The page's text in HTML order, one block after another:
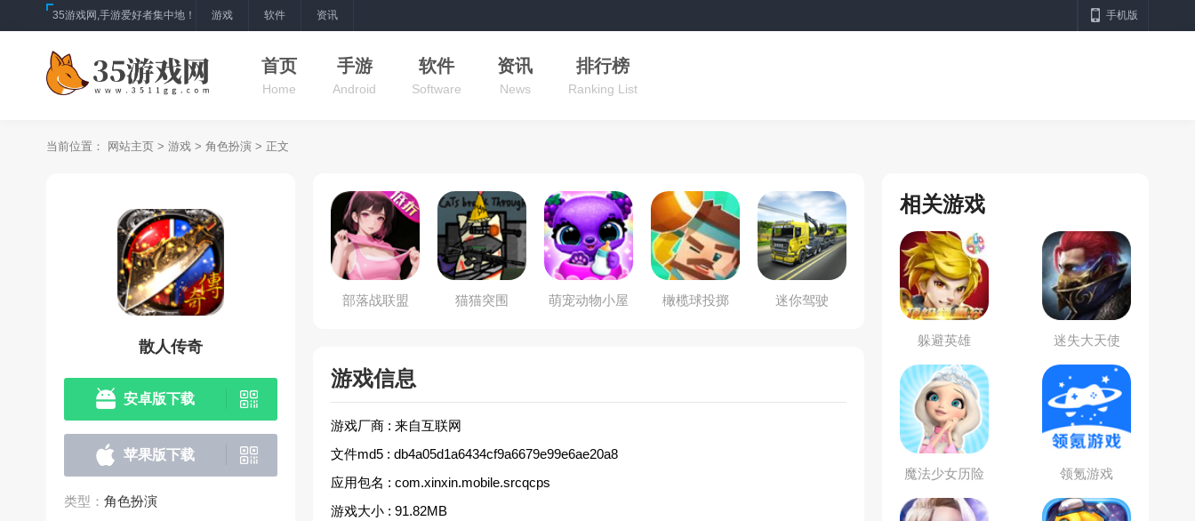
35游戏网,手游爱好者集中地！ 游戏 软件 资讯 手机版
首页
Home
手游
Android
软件
Software
资讯
News
排行榜
Ranking List
当前位置： 网站主页 > 游戏 > 角色扮演 > 正文
散人传奇
安卓版下载
苹果版下载
类型： 角色扮演
部落战联盟 猫猫突围 萌宠动物小屋 橄榄球投掷 迷你驾驶
游戏信息
游戏厂商 : 来自互联网
文件md5 : db4a05d1a6434cf9a6679e99e6ae20a8
应用包名 : com.xinxin.mobile.srcqcps
游戏大小 : 91.82MB
相关游戏
躲避英雄 迷失大天使
魔法少女历险
记
领氪游戏